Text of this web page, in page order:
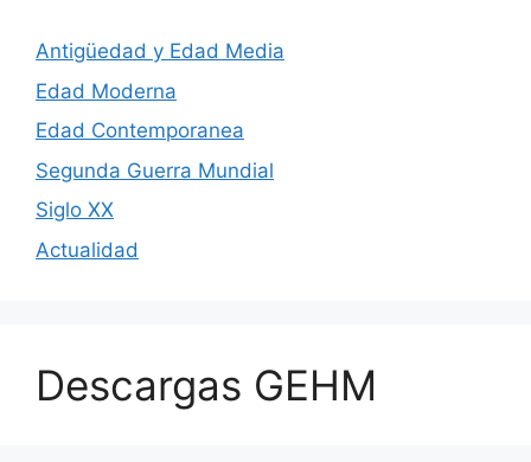
Antigüedad y Edad Media
Edad Moderna
Edad Contemporanea
Segunda Guerra Mundial
Siglo XX
Actualidad
Descargas GEHM